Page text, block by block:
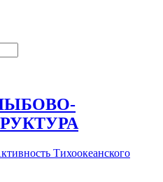
Тихоокеанского